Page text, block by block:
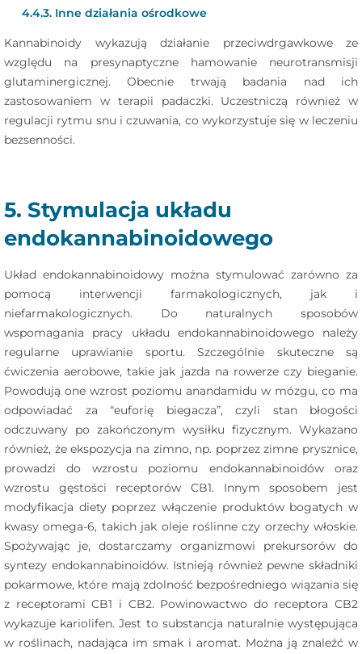
4.4.3. Inne działania ośrodkowe
Kannabinoidy wykazują działanie przeciwdrgawkowe ze
względu na presynaptyczne hamowanie neurotransmisji
glutaminergicznej. Obecnie trwają badania nad ich
zastosowaniem w terapii padaczki. Uczestniczą również w
regulacji rytmu snu i czuwania, co wykorzystuje się w leczeniu
bezsenności.
5. Stymulacja układu
endokannabinoidowego
Układ endokannabinoidowy można stymulować zarówno za
pomocą interwencji farmakologicznych, jak i
niefarmakologicznych. Do naturalnych sposobów
wspomagania pracy układu endokannabinoidowego należy
regularne uprawianie sportu. Szczególnie skuteczne są
ćwiczenia aerobowe, takie jak jazda na rowerze czy bieganie.
Powodują one wzrost poziomu anandamidu w mózgu, co ma
odpowiadać za “euforię biegacza”, czyli stan błogości
odczuwany po zakończonym wysiłku fizycznym. Wykazano
również, że ekspozycja na zimno, np. poprzez zimne prysznice,
prowadzi do wzrostu poziomu endokannabinoidów oraz
wzrostu gęstości receptorów CB1. Innym sposobem jest
modyfikacja diety poprzez włączenie produktów bogatych w
kwasy omega-6, takich jak oleje roślinne czy orzechy włoskie.
Spożywając je, dostarczamy organizmowi prekursorów do
syntezy endokannabinoidów. Istnieją również pewne składniki
pokarmowe, które mają zdolność bezpośredniego wiązania się
z receptorami CB1 i CB2. Powinowactwo do receptora CB2
wykazuje kariolifen. Jest to substancja naturalnie występująca
w roślinach, nadająca im smak i aromat. Można ją znaleźć w